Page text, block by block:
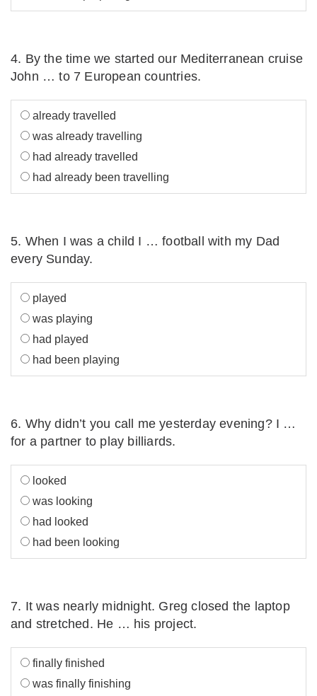
4. By the time we started our Mediterranean cruise
John … to 7 European countries.
already travelled
was already travelling
had already travelled
had already been travelling
5. When I was a child I … football with my Dad
every Sunday.
played
was playing
had played
had been playing
6. Why didn’t you call me yesterday evening? I …
for a partner to play billiards.
looked
was looking
had looked
had been looking
7. It was nearly midnight. Greg closed the laptop
and stretched. He … his project.
finally finished
was finally finishing